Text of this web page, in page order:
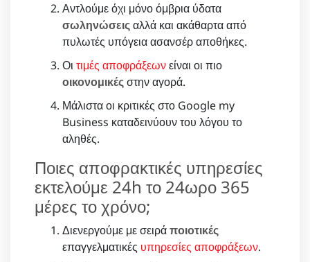
Αντλούμε όχι μόνο όμβρια ύδατα
σωληνώσειςαλλά και ακάθαρτα από
πυλωτές υπόγεια ασανσέρ αποθήκες.
Οι τιμές αποφράξεωνείναι οι πιο
οικονομικέςστην αγορά.
Μάλιστα οι κριτικές στο Google my
Business καταδεινύουν του λόγου το
αληθές.
Ποιες αποφρακτικές υπηρεσίες
εκτελούμε 24h το 24ωρο 365
μέρες το χρόνο;
Διενεργούμε με σειράποιοτικές
επαγγελματικές υπηρεσίες αποφράξεων.